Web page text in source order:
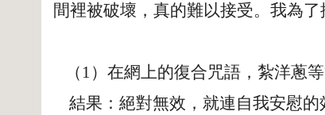
間裡被破壞，真的難以接受。我為
（1）在網上的復合咒語，紮洋蔥等
結果：絕對無效，就連自我安慰的